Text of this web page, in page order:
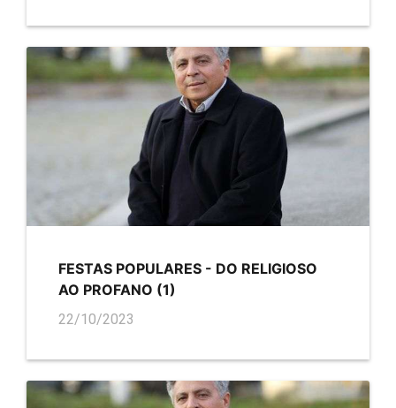
FESTAS POPULARES - DO RELIGIOSO
AO PROFANO (1)
22/10/2023